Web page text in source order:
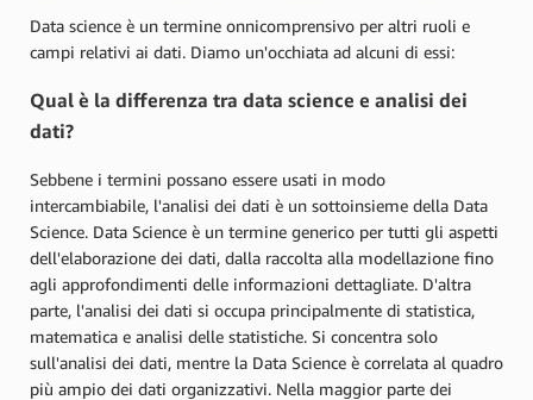
Data science è un termine onnicomprensivo per altri ruoli e
campi relativi ai dati. Diamo un'occhiata ad alcuni di essi:
Qual è la differenza tra data science e analisi dei
dati?
Sebbene i termini possano essere usati in modo
intercambiabile, l'analisi dei dati è un sottoinsieme della Data
Science. Data Science è un termine generico per tutti gli aspetti
dell'elaborazione dei dati, dalla raccolta alla modellazione fino
agli approfondimenti delle informazioni dettagliate. D'altra
parte, l'analisi dei dati si occupa principalmente di statistica,
matematica e analisi delle statistiche. Si concentra solo
sull'analisi dei dati, mentre la Data Science è correlata al quadro
più ampio dei dati organizzativi. Nella maggior parte dei